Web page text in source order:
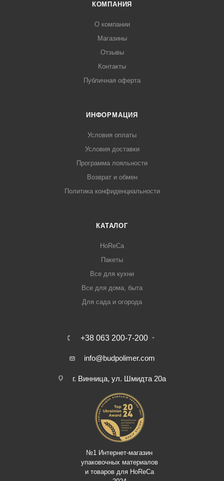
КОМПАНИЯ
О компании
Магазины
Отзывы
Контакты
Публичная оферта
ИНФОРМАЦИЯ
Условия оплаты
Условия доставки
Программа лояльности
Возврат и обмен
Политика конфиденциальности
КАТАЛОГ
HoReCa
Пакеты
Все для кухни
Все для дома, быта
Для сада и огорода
+38 063 200-7-200
info@budpolimer.com
г. Винница, ул. Шмидта 20а
№1 Интернет-магазин
упаковочных материалов
и товаров для HoReCa